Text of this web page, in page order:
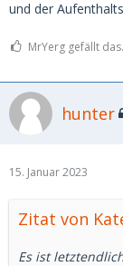
Merkmale um
besuchen
- Fotos oder
und zeigen eine
und der
MrYerg gefällt das.
hunter
15. Januar 2023
Zitat von
Es ist